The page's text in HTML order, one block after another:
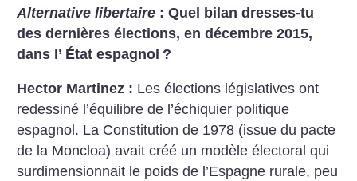
Alternative libertaire : Quel bilan dresses-tu
des dernières élections, en décembre 2015,
dans l’ État espagnol ?
Hector Martinez : Les élections législatives ont
redessiné l’équilibre de l’échiquier politique
espagnol. La Constitution de 1978 (issue du pacte
de la Moncloa) avait créé un modèle électoral qui
surdimensionnait le poids de l’Espagne rurale, peu